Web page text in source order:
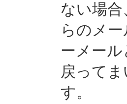
ない場
らのメ
ーメー
戻って
す。